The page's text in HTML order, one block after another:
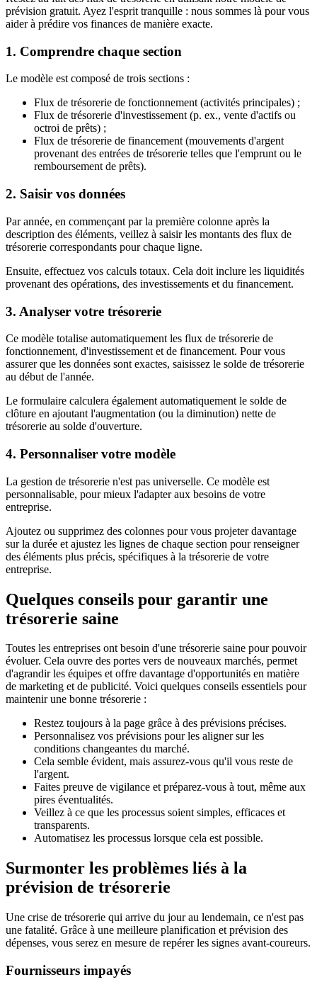
prévision gratuit. Ayez l'esprit tranquille : nous sommes là pour vous
aider à prédire vos finances de manière exacte.
1. Comprendre chaque section
Le modèle est composé de trois sections :
Flux de trésorerie de fonctionnement (activités principales) ;
Flux de trésorerie d'investissement (p. ex., vente d'actifs ou
octroi de prêts) ;
Flux de trésorerie de financement (mouvements d'argent
provenant des entrées de trésorerie telles que l'emprunt ou le
remboursement de prêts).
2. Saisir vos données
Par année, en commençant par la première colonne après la
description des éléments, veillez à saisir les montants des flux de
trésorerie correspondants pour chaque ligne.
Ensuite, effectuez vos calculs totaux. Cela doit inclure les liquidités
provenant des opérations, des investissements et du financement.
3. Analyser votre trésorerie
Ce modèle totalise automatiquement les flux de trésorerie de
fonctionnement, d'investissement et de financement. Pour vous
assurer que les données sont exactes, saisissez le solde de trésorerie
au début de l'année.
Le formulaire calculera également automatiquement le solde de
clôture en ajoutant l'augmentation (ou la diminution) nette de
trésorerie au solde d'ouverture.
4. Personnaliser votre modèle
La gestion de trésorerie n'est pas universelle. Ce modèle est
personnalisable, pour mieux l'adapter aux besoins de votre
entreprise.
Ajoutez ou supprimez des colonnes pour vous projeter davantage
sur la durée et ajustez les lignes de chaque section pour renseigner
des éléments plus précis, spécifiques à la trésorerie de votre
entreprise.
Quelques conseils pour garantir une
trésorerie saine
Toutes les entreprises ont besoin d'une trésorerie saine pour pouvoir
évoluer. Cela ouvre des portes vers de nouveaux marchés, permet
d'agrandir les équipes et offre davantage d'opportunités en matière
de marketing et de publicité. Voici quelques conseils essentiels pour
maintenir une bonne trésorerie :
Restez toujours à la page grâce à des prévisions précises.
Personnalisez vos prévisions pour les aligner sur les
conditions changeantes du marché.
Cela semble évident, mais assurez-vous qu'il vous reste de
l'argent.
Faites preuve de vigilance et préparez-vous à tout, même aux
pires éventualités.
Veillez à ce que les processus soient simples, efficaces et
transparents.
Automatisez les processus lorsque cela est possible.
Surmonter les problèmes liés à la
prévision de trésorerie
Une crise de trésorerie qui arrive du jour au lendemain, ce n'est pas
une fatalité. Grâce à une meilleure planification et prévision des
dépenses, vous serez en mesure de repérer les signes avant-coureurs.
Fournisseurs impayés